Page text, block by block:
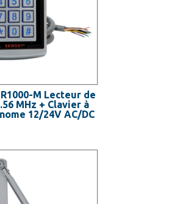
M Lecteur de
MHz + Clavier à
12/24V AC/DC